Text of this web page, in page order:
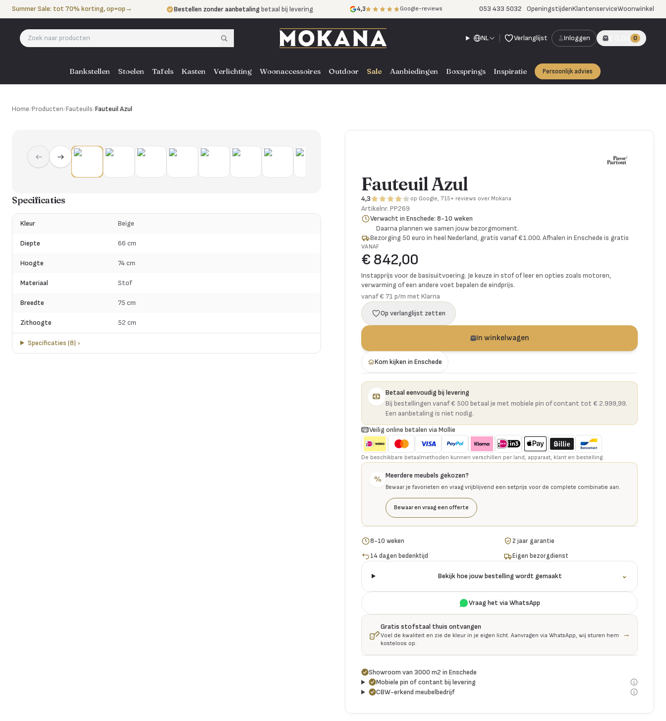
Naar de inhoud
Summer Sale: tot 70% korting, op=op→ Bestellen zonder aanbetaling betaal bij levering
Eigen bezorgdienst door heel NL, BE en DE
4,3 Google-reviews 053 433 5032 OpeningstijdenKlantenserviceWoonwinkel
NL Verlanglijst Inloggen € 0,00 0
Bankstellen Stoelen Tafels Kasten Verlichting Woonaccessoires Outdoor Sale Aanbiedingen Boxsprings Inspiratie Persoonlijk advies
Home/Producten/Fauteuils/Fauteuil Azul
Specificaties
Kleur Beige
Diepte 66 cm
Hoogte 74 cm
Materiaal Stof
Breedte 75 cm
Zithoogte 52 cm
Specificaties (8) ›
Fauteuil Azul
4,3 op Google, 715+ reviews over Mokana
Artikelnr. PP269
Verwacht in Enschede: 8-10 weken
Daarna plannen we samen jouw bezorgmoment.
Bezorging 50 euro in heel Nederland, gratis vanaf €1.000. Afhalen in Enschede is gratis
VANAF
€ 842,00
Instapprijs voor de basisuitvoering. Je keuze in stof of leer en opties zoals motoren,
verwarming of een andere voet bepalen de eindprijs.
vanaf € 71 p/m met Klarna
Op verlanglijst zetten
In winkelwagen
Kom kijken in Enschede
Betaal eenvoudig bij levering
Bij bestellingen vanaf € 500 betaal je met mobiele pin of contant tot € 2.999,99.
Een aanbetaling is niet nodig.
Veilig online betalen via Mollie
De beschikbare betaalmethoden kunnen verschillen per land, apparaat, klant en bestelling.
% Meerdere meubels gekozen?
Bewaar je favorieten en vraag vrijblijvend een setprijs voor de complete combinatie aan.
Bewaar en vraag een offerte
8-10 weken
2 jaar garantie
14 dagen bedenktijd
Eigen bezorgdienst
Bekijk hoe jouw bestelling wordt gemaakt ⌄
Vraag het via WhatsApp
Gratis stofstaal thuis ontvangen
Voel de kwaliteit en zie de kleur in je eigen licht. Aanvragen via WhatsApp, wij sturen hem
kosteloos op.
→
Showroom van 3000 m2 in Enschede
Mobiele pin of contant bij levering
CBW-erkend meubelbedrijf